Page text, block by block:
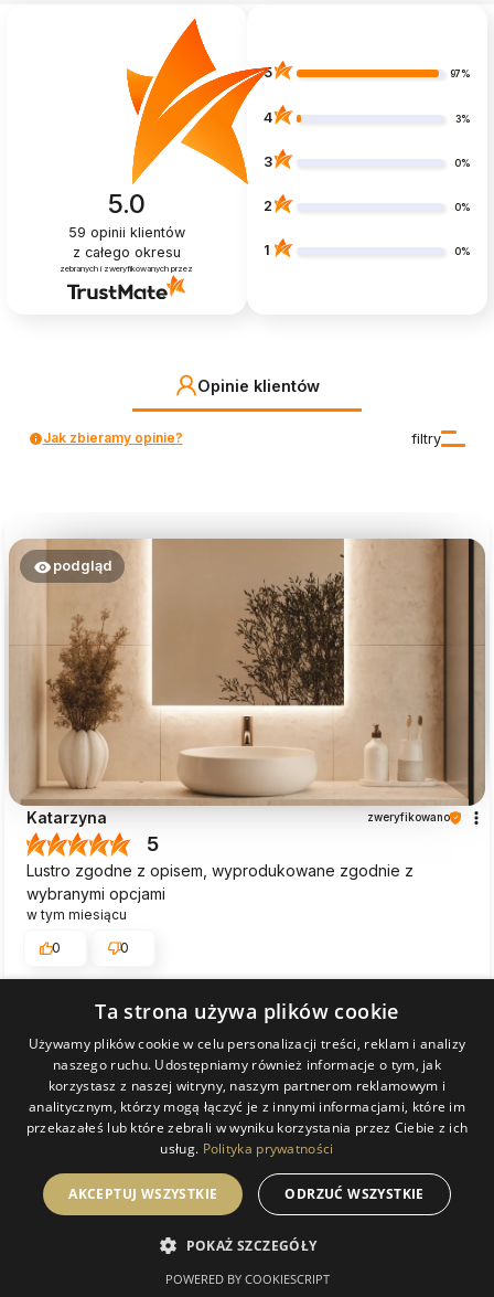
5.0
59 opinii klientów
z całego okresu
zebranych i zweryfikowanych przez
5 97%
4 3%
3 0%
2 0%
1 0%
Opinie klientów
filtry
Jak zbieramy opinie?
Komentarz sklepu
Dziękujemy za pozostawienie nam tak dobrej opinii.
Naszym priorytetem jest satysfakcja klienta i Twoja
recenzja potwierdza nasze wysiłki - dziękujemy raz
jeszcze i mamy nadzieję - do szybkiego zobaczenia!
podgląd
Katarzyna zweryfikowano
5
Lustro zgodne z opisem, wyprodukowane zgodnie z
wybranymi opcjami
w tym miesiącu
0
0
Marek zweryfikowano
5
Ocena klienta:Doskonale
0
Ta strona używa plików cookie
Używamy plików cookie w celu personalizacji treści, reklam i analizy
naszego ruchu. Udostępniamy również informacje o tym, jak
korzystasz z naszej witryny, naszym partnerom reklamowym i
analitycznym, którzy mogą łączyć je z innymi informacjami, które im
przekazałeś lub które zebrali w wyniku korzystania przez Ciebie z ich
usług. Polityka prywatności
AKCEPTUJ WSZYSTKIE ODRZUĆ WSZYSTKIE
POKAŻ SZCZEGÓŁY
POWERED BY COOKIESCRIPT